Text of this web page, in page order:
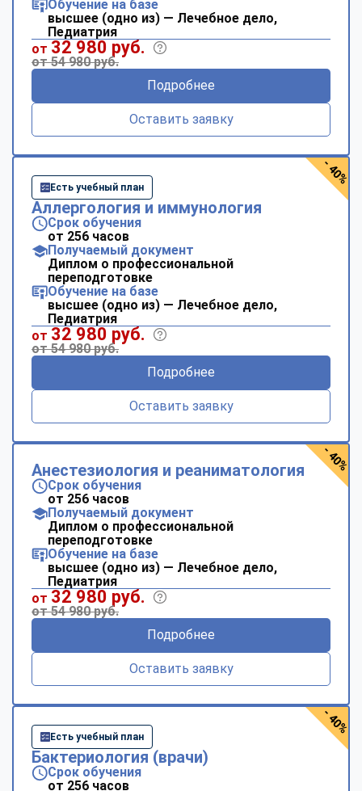
Обучение на базе
высшее (одно из) — Лечебное дело,
Педиатрия
от 32 980 руб.
от 54 980 руб.
Подробнее
Оставить заявку
Есть учебный план
Аллергология и иммунология
Срок обучения
от 256 часов
Получаемый документ
Диплом о профессиональной
переподготовке
Обучение на базе
высшее (одно из) — Лечебное дело,
Педиатрия
от 32 980 руб.
от 54 980 руб.
Подробнее
Оставить заявку
- 40%
Анестезиология и реаниматология
Срок обучения
от 256 часов
Получаемый документ
Диплом о профессиональной
переподготовке
Обучение на базе
высшее (одно из) — Лечебное дело,
Педиатрия
от 32 980 руб.
от 54 980 руб.
Подробнее
Оставить заявку
- 40%
Есть учебный план
Бактериология (врачи)
Срок обучения
от 256 часов
- 40%